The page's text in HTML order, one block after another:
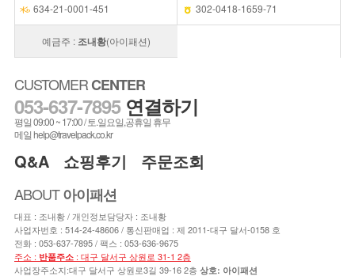
634-21-0001-451 302-0418-1659-71
예금주 : 조내황(아이패션)
CUSTOMERCENTER
053-637-7895 연결하기
평일 09:00 ~ 17:00 / 토.일요일,공휴일 휴무
메일 help@travelpack.co.kr
Q&A 쇼핑후기 주문조회
ABOUT아이패션
대표 : 조내황 / 개인정보담당자 : 조내황
사업자번호 : 514-24-48606 / 통신판매업 : 제 2011-대구 달서-0158 호
전화 : 053-637-7895/ 팩스 : 053-636-9675
주소 : 반품주소 : 대구 달서구 상원로 31-1 2층
사업장주소지:대구 달서구 상원로3길 39-16 2층 상호: 아이패션